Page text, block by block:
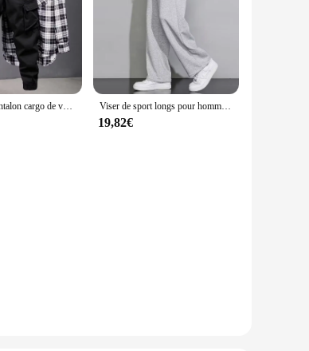
Chimadt-fit-Pantalon cargo de voyage militaire pour homme, pantalon décontracté d'escalade en plein air, poches multiples, quatre saisons Viser de sport longs pour hommes et femmes, pantalons de survêtement décontractés, pantalons de jogging doux, mode automne et hiver
19,82€